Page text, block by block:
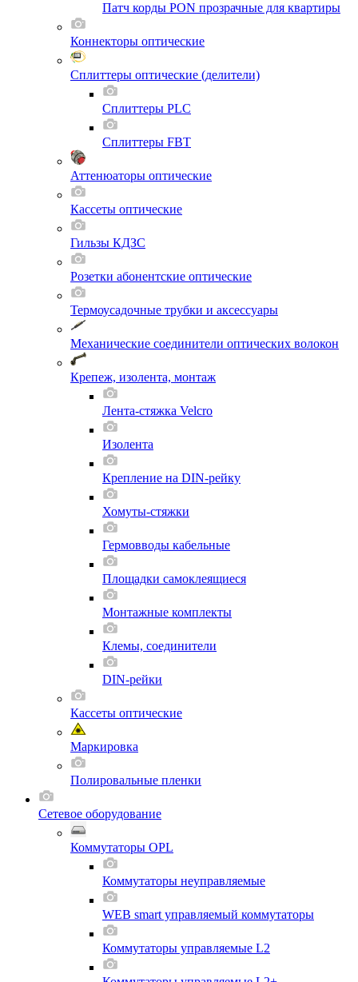
Патч корды PON прозрачные для квартиры
Коннекторы оптические
Сплиттеры оптические (делители)
Сплиттеры PLC
Сплиттеры FBT
Аттенюаторы оптические
Кассеты оптические
Гильзы КДЗС
Розетки абонентские оптические
Термоусадочные трубки и аксессуары
Механические соединители оптических волокон
Крепеж, изолента, монтаж
Лента-стяжка Velcro
Изолента
Крепление на DIN-рейку
Хомуты-стяжки
Гермовводы кабельные
Площадки самоклеящиеся
Монтажные комплекты
Клемы, соединители
DIN-рейки
Кассеты оптические
Маркировка
Полировальные пленки
Сетевое оборудование
Коммутаторы OPL
Коммутаторы неуправляемые
WEB smart управляемый коммутаторы
Коммутаторы управляемые L2